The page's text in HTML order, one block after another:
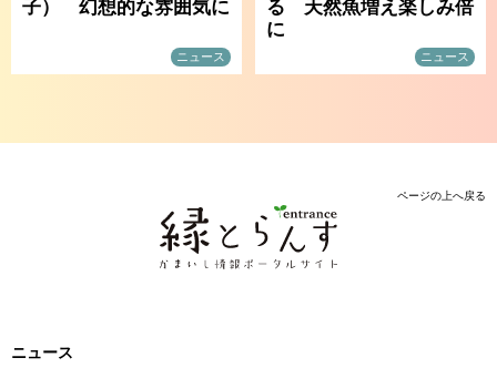
子） 幻想的な雰囲気に
ニュース
る 天然魚増え楽しみ倍
に
ニュース
ページの上へ戻る
ニュース